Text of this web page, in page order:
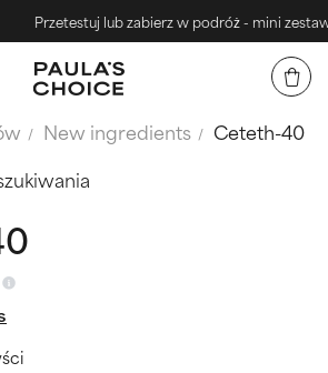
Przetestuj lub zabierz w podróż - mini zestawy
New ingredients
Ceteth-40